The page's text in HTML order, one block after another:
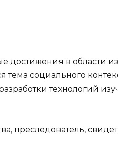
достижения в области
тема социального
технологий
преследователь,